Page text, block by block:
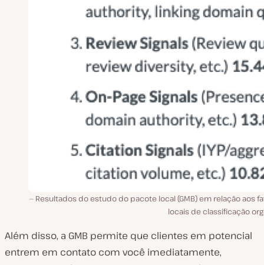
Resultados do estudo do pacote local (GMB) em relação aos
locais de classificação
Além disso, a GMB permite que clientes em potencial
entrem em contato com você imediatamente,